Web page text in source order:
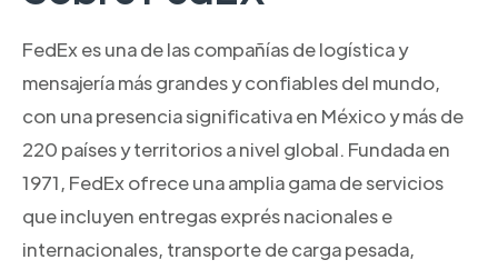
FedEx es una de las compañías de logística y
mensajería más grandes y confiables del mundo,
con una presencia significativa en México y más de
220 países y territorios a nivel global. Fundada en
1971, FedEx ofrece una amplia gama de servicios
que incluyen entregas exprés nacionales e
internacionales, transporte de carga pesada,